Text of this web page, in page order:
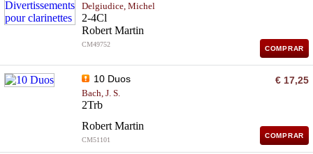
Delgiudice, Michel
2-4Cl
Robert Martin
CM49752
COMPRAR
10 Duos
Bach, J. S.
2Trb
Robert Martin
CM51101
€ 17,25
COMPRAR